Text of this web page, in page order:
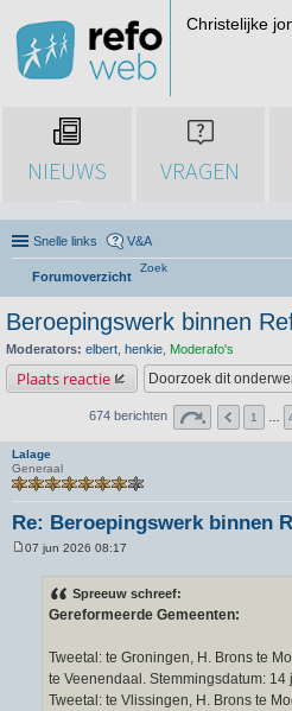
Christelijke
NIEUWS VRAGEN
Snelle links V&A
Forumoverzicht
Zoek
Beroepingswerk binnen
Moderators: elbert henkie Moderafo's
Plaats reactie
674 berichten 1
Lalage
Generaal
Re: Beroepingswerk binnen
07 jun 2026 08:17
Spreeuw schreef:
Gereformeerde Gemeenten:
Tweetal: te Groningen, H. Brons te
te Veenendaal. Stemmingsdatum: 14
Tweetal: te Vlissingen, H. Brons te